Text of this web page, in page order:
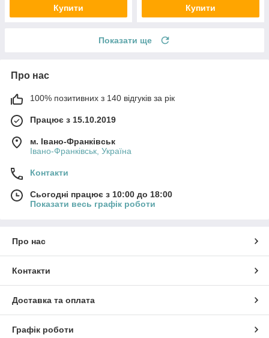
Купити Купити
Показати ще
Про нас
100% позитивних з 140 відгуків за рік
Працює з 15.10.2019
м. Івано-Франківськ
Івано-Франківськ, Україна
Контакти
Сьогодні працює з 10:00 до 18:00
Показати весь графік роботи
Про нас
Контакти
Доставка та оплата
Графік роботи